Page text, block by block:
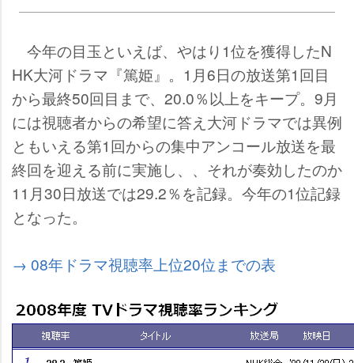
今年の目玉といえば、やはり1位を獲得したN
HK大河ドラマ『篤姫』。1月6日の放送第1回目
から最終50回目まで、20.0％以上をキープ。9月
には視聴者からの希望に答え大河ドラマでは異例
ともいえる第1回からの集中アンコール放送を最
終回を迎える前に実施し、、それが奏効したのか
11月30日放送では29.2％を記録。今年の1位記録
となった。
→ 08年ドラマ視聴率上位20位までの表